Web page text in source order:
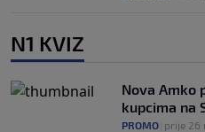
N1 KVIZ
Nova Amko
kupcima na
PROMO prije 26